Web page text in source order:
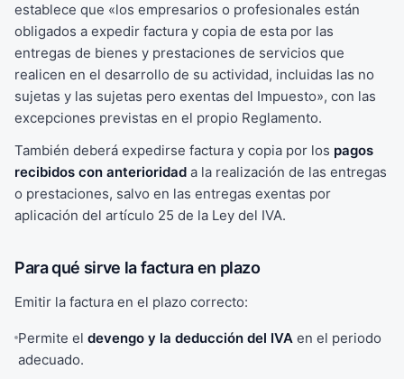
establece que «los empresarios o profesionales están
obligados a expedir factura y copia de esta por las
entregas de bienes y prestaciones de servicios que
realicen en el desarrollo de su actividad, incluidas las no
sujetas y las sujetas pero exentas del Impuesto», con las
excepciones previstas en el propio Reglamento.
También deberá expedirse factura y copia por los pagos
recibidos con anterioridad a la realización de las entregas
o prestaciones, salvo en las entregas exentas por
aplicación del artículo 25 de la Ley del IVA.
Para qué sirve la factura en plazo
Emitir la factura en el plazo correcto:
Permite el devengo y la deducción del IVA en el periodo
adecuado.